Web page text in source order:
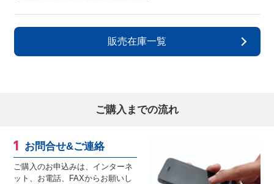
販売在庫一覧
ご購入までの流れ
お問合せ&ご連絡
ご購入のお申込みは、インターネ
ット、お電話、FAXからお願いし